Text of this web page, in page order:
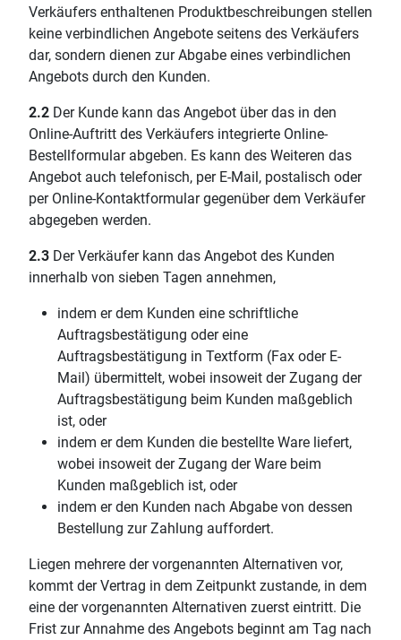
Verkäufers enthaltenen Produktbeschreibungen stellen
keine verbindlichen Angebote seitens des Verkäufers
dar, sondern dienen zur Abgabe eines verbindlichen
Angebots durch den Kunden.
2.2 Der Kunde kann das Angebot über das in den
Online-Auftritt des Verkäufers integrierte Online-
Bestellformular abgeben. Es kann des Weiteren das
Angebot auch telefonisch, per E-Mail, postalisch oder
per Online-Kontaktformular gegenüber dem Verkäufer
abgegeben werden.
2.3 Der Verkäufer kann das Angebot des Kunden
innerhalb von sieben Tagen annehmen,
indem er dem Kunden eine schriftliche
Auftragsbestätigung oder eine
Auftragsbestätigung in Textform (Fax oder E-
Mail) übermittelt, wobei insoweit der Zugang der
Auftragsbestätigung beim Kunden maßgeblich
ist, oder
indem er dem Kunden die bestellte Ware liefert,
wobei insoweit der Zugang der Ware beim
Kunden maßgeblich ist, oder
indem er den Kunden nach Abgabe von dessen
Bestellung zur Zahlung auffordert.
Liegen mehrere der vorgenannten Alternativen vor,
kommt der Vertrag in dem Zeitpunkt zustande, in dem
eine der vorgenannten Alternativen zuerst eintritt. Die
Frist zur Annahme des Angebots beginnt am Tag nach